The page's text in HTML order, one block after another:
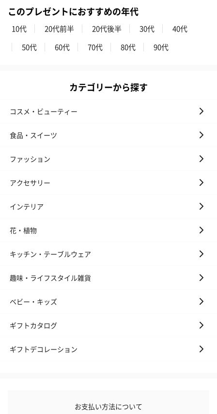
フラッグカプセル：イ
ンセンススティック
（END）（880円）
フラッグカプセル：イ
ンセンススティック
（St.OSMANTHUS）
（880円）
このプレゼントにおすすめの年代
10代 20代前半 20代後半 30代
40代
50代
60代 70代 80代 90代
カテゴリーから探す
コスメ・ビューティー
食品・スイーツ
ファッション
アクセサリー
インテリア
花・植物
キッチン・テーブルウェア
趣味・ライフスタイル雑貨
ベビー・キッズ
ギフトカタログ
ギフトデコレーション
お支払い方法について